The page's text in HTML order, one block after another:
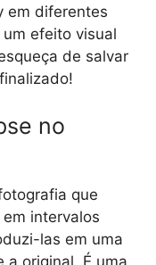
em diferentes
efeito visual
de salvar
no
que
intervalos
las em uma